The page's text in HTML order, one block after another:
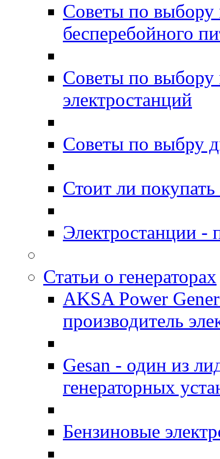
Советы по выбору
бесперебойного
Советы по выбору
электростанций
Советы по выбру
Стоит ли
Электростанции
Статьи о генераторах
AKSA Power
производитель
Gesan - один из
генераторных
Бензиновые